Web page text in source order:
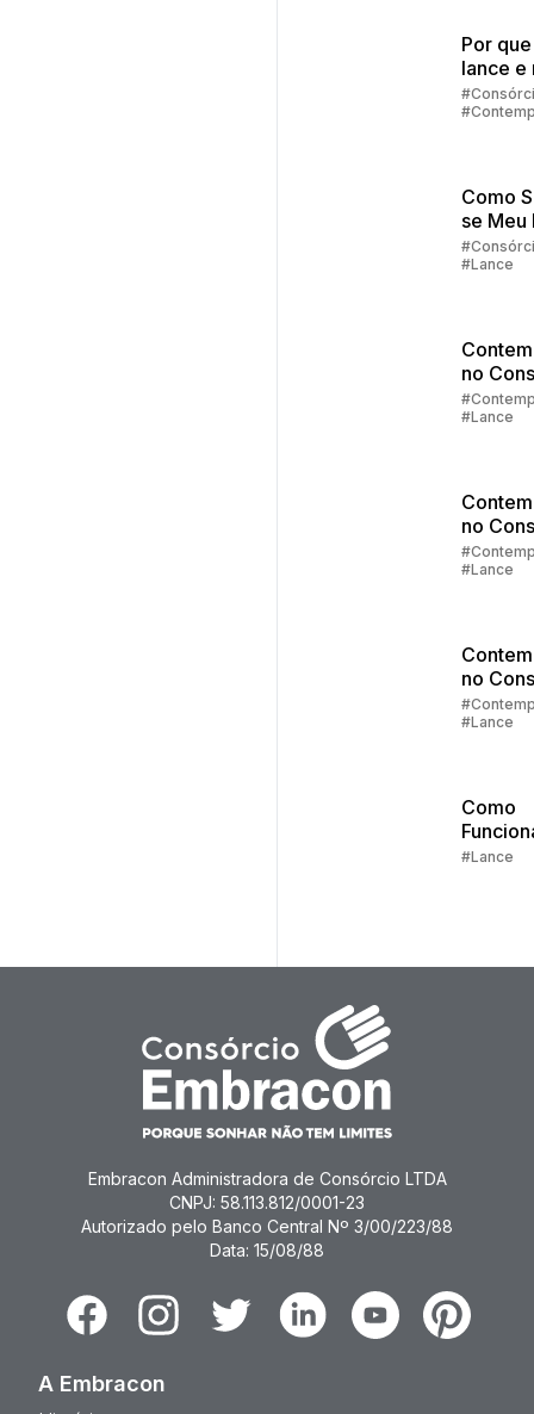
Por
lance e
no
Como
se Meu
Fixo foi
#Lance
no
Parte
de
#Lance
no
Parte
Lance
#Lance
no
Parte 2:
#Lance
Como
Lance
#Lance
Embracon Administradora de Consórcio LTDA
CNPJ: 58.113.812/0001-23
Autorizado pelo Banco Central Nº 3/00/223/88
Data: 15/08/88
FacebookInstagramTwitter LinkedinYoutubePinterest
A Embracon